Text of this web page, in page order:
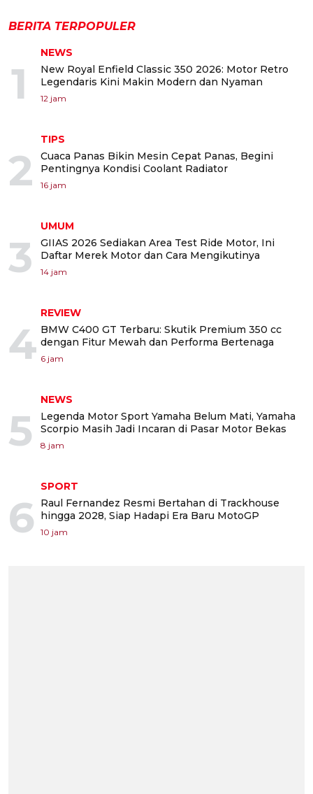
BERITA TERPOPULER
1
NEWS
New Royal Enfield Classic 350 2026: Motor Retro
Legendaris Kini Makin Modern dan Nyaman
12 jam
2
TIPS
Cuaca Panas Bikin Mesin Cepat Panas, Begini
Pentingnya Kondisi Coolant Radiator
16 jam
3
UMUM
GIIAS 2026 Sediakan Area Test Ride Motor, Ini
Daftar Merek Motor dan Cara Mengikutinya
14 jam
4
REVIEW
BMW C400 GT Terbaru: Skutik Premium 350 cc
dengan Fitur Mewah dan Performa Bertenaga
6 jam
5
NEWS
Legenda Motor Sport Yamaha Belum Mati, Yamaha
Scorpio Masih Jadi Incaran di Pasar Motor Bekas
8 jam
6
SPORT
Raul Fernandez Resmi Bertahan di Trackhouse
hingga 2028, Siap Hadapi Era Baru MotoGP
10 jam